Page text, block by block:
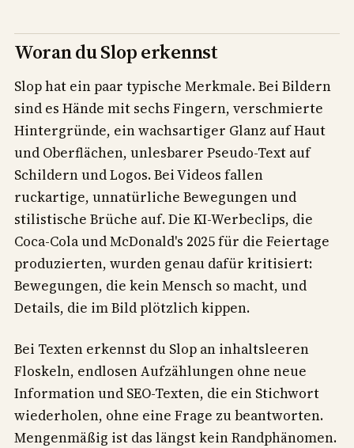
Woran du Slop erkennst
Slop hat ein paar typische Merkmale. Bei Bildern
sind es Hände mit sechs Fingern, verschmierte
Hintergründe, ein wachsartiger Glanz auf Haut
und Oberflächen, unlesbarer Pseudo-Text auf
Schildern und Logos. Bei Videos fallen
ruckartige, unnatürliche Bewegungen und
stilistische Brüche auf. Die KI-Werbeclips, die
Coca-Cola und McDonald's 2025 für die Feiertage
produzierten, wurden genau dafür kritisiert:
Bewegungen, die kein Mensch so macht, und
Details, die im Bild plötzlich kippen.
Bei Texten erkennst du Slop an inhaltsleeren
Floskeln, endlosen Aufzählungen ohne neue
Information und SEO-Texten, die ein Stichwort
wiederholen, ohne eine Frage zu beantworten.
Mengenmäßig ist das längst kein Randphänomen.